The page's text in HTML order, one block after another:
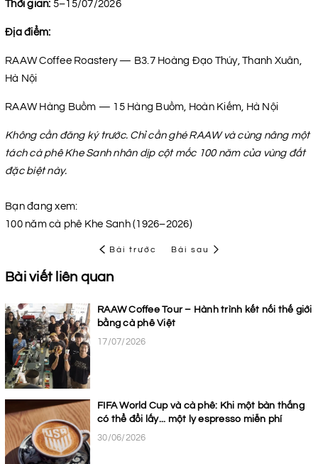
Thời gian: 5–15/07/2026
Địa điểm:
RAAW Coffee Roastery — B3.7 Hoàng Đạo Thúy, Thanh Xuân,
Hà Nội
RAAW Hàng Buồm — 15 Hàng Buồm, Hoàn Kiếm, Hà Nội
Không cần đăng ký trước. Chỉ cần ghé RAAW và cùng nâng một
tách cà phê Khe Sanh nhân dịp cột mốc 100 năm của vùng đất
đặc biệt này.
Bạn đang xem:
100 năm cà phê Khe Sanh (1926–2026)
Bài trước Bài sau
Bài viết liên quan
RAAW Coffee Tour – Hành trình kết nối thế giới
bằng cà phê Việt
17/07/2026
FIFA World Cup và cà phê: Khi một bàn thắng
có thể đổi lấy... một ly espresso miễn phí
30/06/2026